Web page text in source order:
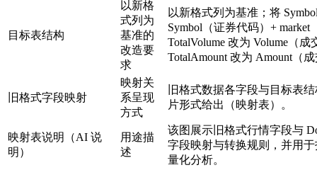
目标表结构
以新格
式列为
基准的
改造要
求
以新格式列为基准；将
Symbol（证券代码）+
TotalVolume 改为 Volume（成
TotalAmount 改为 Amount（
旧格式字段映射
映射关
系呈现
方式
旧格式数据各字段与目标表
片形式给出（映射表）。
映射表说明（AI 说
明）
用途描
述
该图展示旧格式行情字段与
字段映射与转换规则，并用
量化分析。